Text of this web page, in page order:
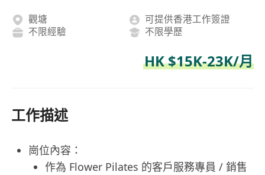
觀塘
可提供香港工作簽證
不限經驗
不限學歷
HK $15K-23K/月
工作描述
崗位內容：
作為 Flower Pilates 的客戶服務專員 / 銷售